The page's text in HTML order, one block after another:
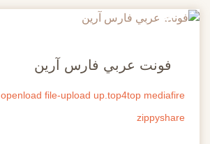
20
فونت عربي فارس آرين
openload file-upload up.top4top mediafire
zippyshare